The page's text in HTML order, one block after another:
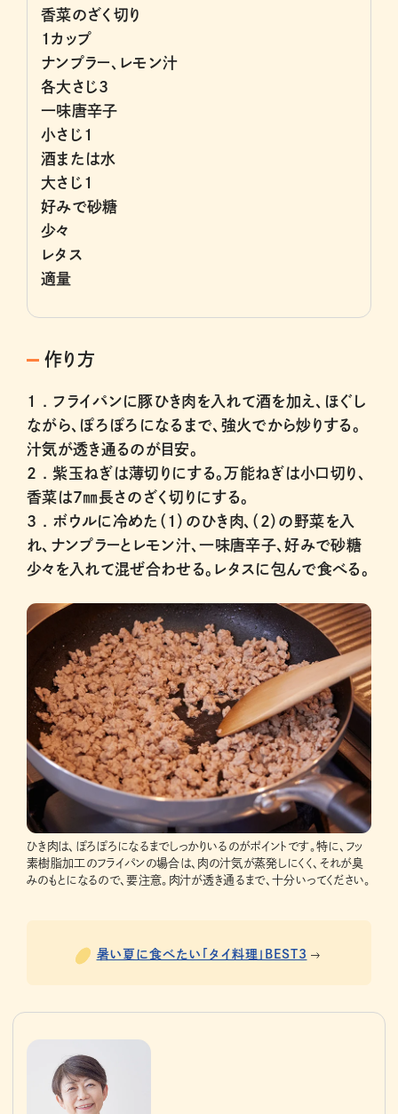
香菜のざく切り
1カップ
ナンプラー、レモン汁
各大さじ3
一味唐辛子
小さじ1
酒または水
大さじ1
好みで砂糖
少々
レタス
適量
作り方
1 . フライパンに豚ひき肉を入れて酒を加え、ほぐし
ながら、ぽろぽろになるまで、強火でから炒りする。
汁気が透き通るのが目安。
2 .紫玉ねぎは薄切りにする。万能ねぎは小口切り、
香菜は7㎜長さのざく切りにする。
3 . ボウルに冷めた（1）のひき肉、（2）の野菜を入
れ、ナンプラーとレモン汁、一味唐辛子、好みで砂糖
少々を入れて混ぜ合わせる。レタスに包んで食べる。
ひき肉は、ぽろぽろになるまでしっかりいるのがポイントです。特に、フッ
素樹脂加工のフライパンの場合は、肉の汁気が蒸発しにくく、それが臭
みのもとになるので、要注意。肉汁が透き通るまで、十分いってください。
暑い夏に食べたい「タイ料理」BEST3